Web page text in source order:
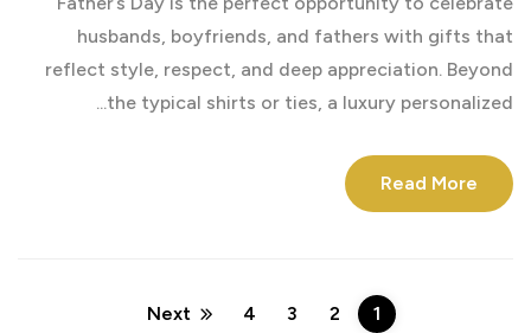
husbands, boyfriends, and fathers with gifts that
reflect style, respect, and deep appreciation. Beyond
the typical shirts or ties, a luxury personalized...
Read More
1
2
3
4
Next